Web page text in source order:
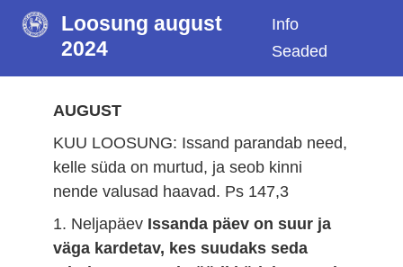
Loosung august
2024
Info
Seaded
AUGUST
KUU LOOSUNG: Issand parandab need,
kelle süda on murtud, ja seob kinni
nende valusad haavad. Ps 147,3
1. Neljapäev Issanda päev on suur ja
väga kardetav, kes suudaks seda